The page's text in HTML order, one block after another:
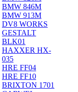
BMW 846M
BMW 913M
DV8 WORKS
GESTALT
BLK01
HAXXER HX-
035
HRE FF04
HRE FF10
BRIXTON 1701